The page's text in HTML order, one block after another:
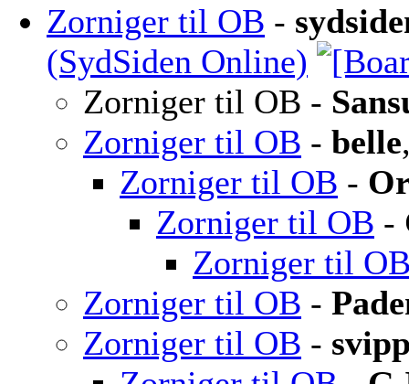
Zorniger til OB -
(SydSiden Online)
Zorniger til OB -
Zorniger til OB - belle
Zorniger til OB -
Zorniger til OB -
Zorniger til
Zorniger til OB -
Zorniger til OB -